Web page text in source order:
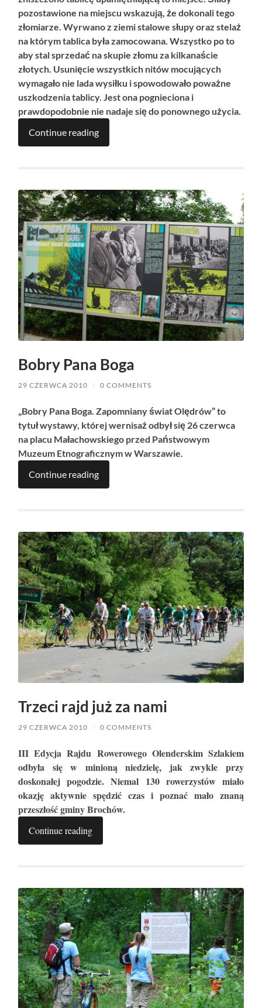
pozostawione na miejscu wskazują, że dokonali tego
złomiarze. Wyrwano z ziemi stalowe słupy oraz stelaż
na którym tablica była zamocowana. Wszystko po to
aby stal sprzedać na skupie złomu za kilkanaście
złotych. Usunięcie wszystkich nitów mocujących
wymagało nie lada wysiłku i spowodowało poważne
uszkodzenia tablicy. Jest ona pognieciona i
prawdopodobnie nie nadaje się do ponownego użycia.
Continue reading
Bobry Pana Boga
29 CZERWCA 2010 / 0 COMMENTS
„Bobry Pana Boga. Zapomniany świat Olędrów” to
tytuł wystawy, której wernisaż odbył się 26 czerwca
na placu Małachowskiego przed Państwowym
Muzeum Etnograficznym w Warszawie.
Continue reading
Trzeci rajd już za nami
29 CZERWCA 2010 / 0 COMMENTS
III Edycja Rajdu Rowerowego Olenderskim Szlakiem
odbyła się w minioną niedzielę, jak zwykle przy
doskonałej pogodzie. Niemal 130 rowerzystów miało
okazję aktywnie spędzić czas i poznać mało znaną
przeszłość gminy Brochów.
Continue reading